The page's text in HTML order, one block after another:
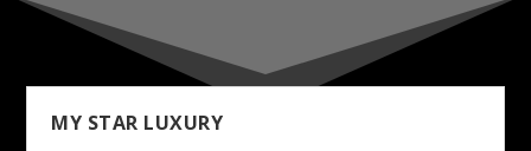
MY STAR LUXURY